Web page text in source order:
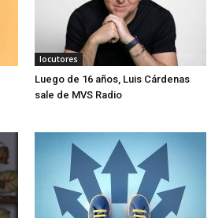
locutores
Luego de 16 años, Luis Cárdenas
sale de MVS Radio